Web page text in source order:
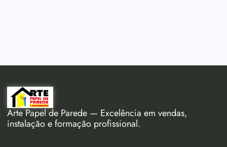
Arte Papel de Parede — Excelência em vendas,
instalação e formação profissional.